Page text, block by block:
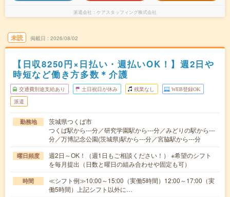
派遣会社 ケアスタッフィング株式会社
未読 掲載日 2026/08/02
【日収8250円×日払い・週払いOK！】週2日や
時短など働き方多数＊介護
交通費別途支給あり 土日祝日が休み 残業なし WEB登録OK
派遣
勤務地
茨城県つくば市
つくば駅から---分／研究学園駅から---分／みどりの駅から---
分／万博記念公園(茨城県)駅から---分／宮脇駅から---分
曜日頻度
週2日～OK！（週1日もご相談ください！） ※希望のシフト
を毎月提出（日数と曜日の組み合わせや固定も可）
時間
≪シフト例≫10:00～15:00（実働5時間）12:00～17:00（実
働5時間）上記シフト以外に…